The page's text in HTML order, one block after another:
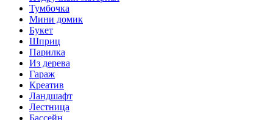
Тумбочка
Мини домик
Букет
Шприц
Парилка
Из дерева
Гараж
Креатив
Ландшафт
Лестница
Бассейн